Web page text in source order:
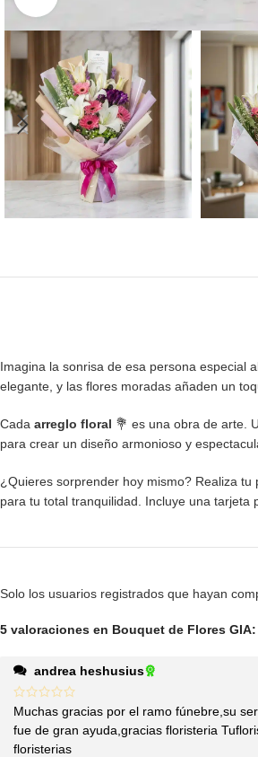
Imagina la sonrisa de esa persona especial
elegante, y las flores moradas añaden un
Cada arreglo floral 💐 es una obra de arte.
para crear un diseño armonioso y
¿Quieres sorprender hoy mismo? Realiza
para tu total tranquilidad. Incluye una tarjeta
5 valoraciones en Bouquet de Flores
andrea heshusius
Muchas gracias por el ramo fúnebre,su
fue de gran ayuda,gracias floristeria
floristerias
Solo los usuarios registrados que hayan